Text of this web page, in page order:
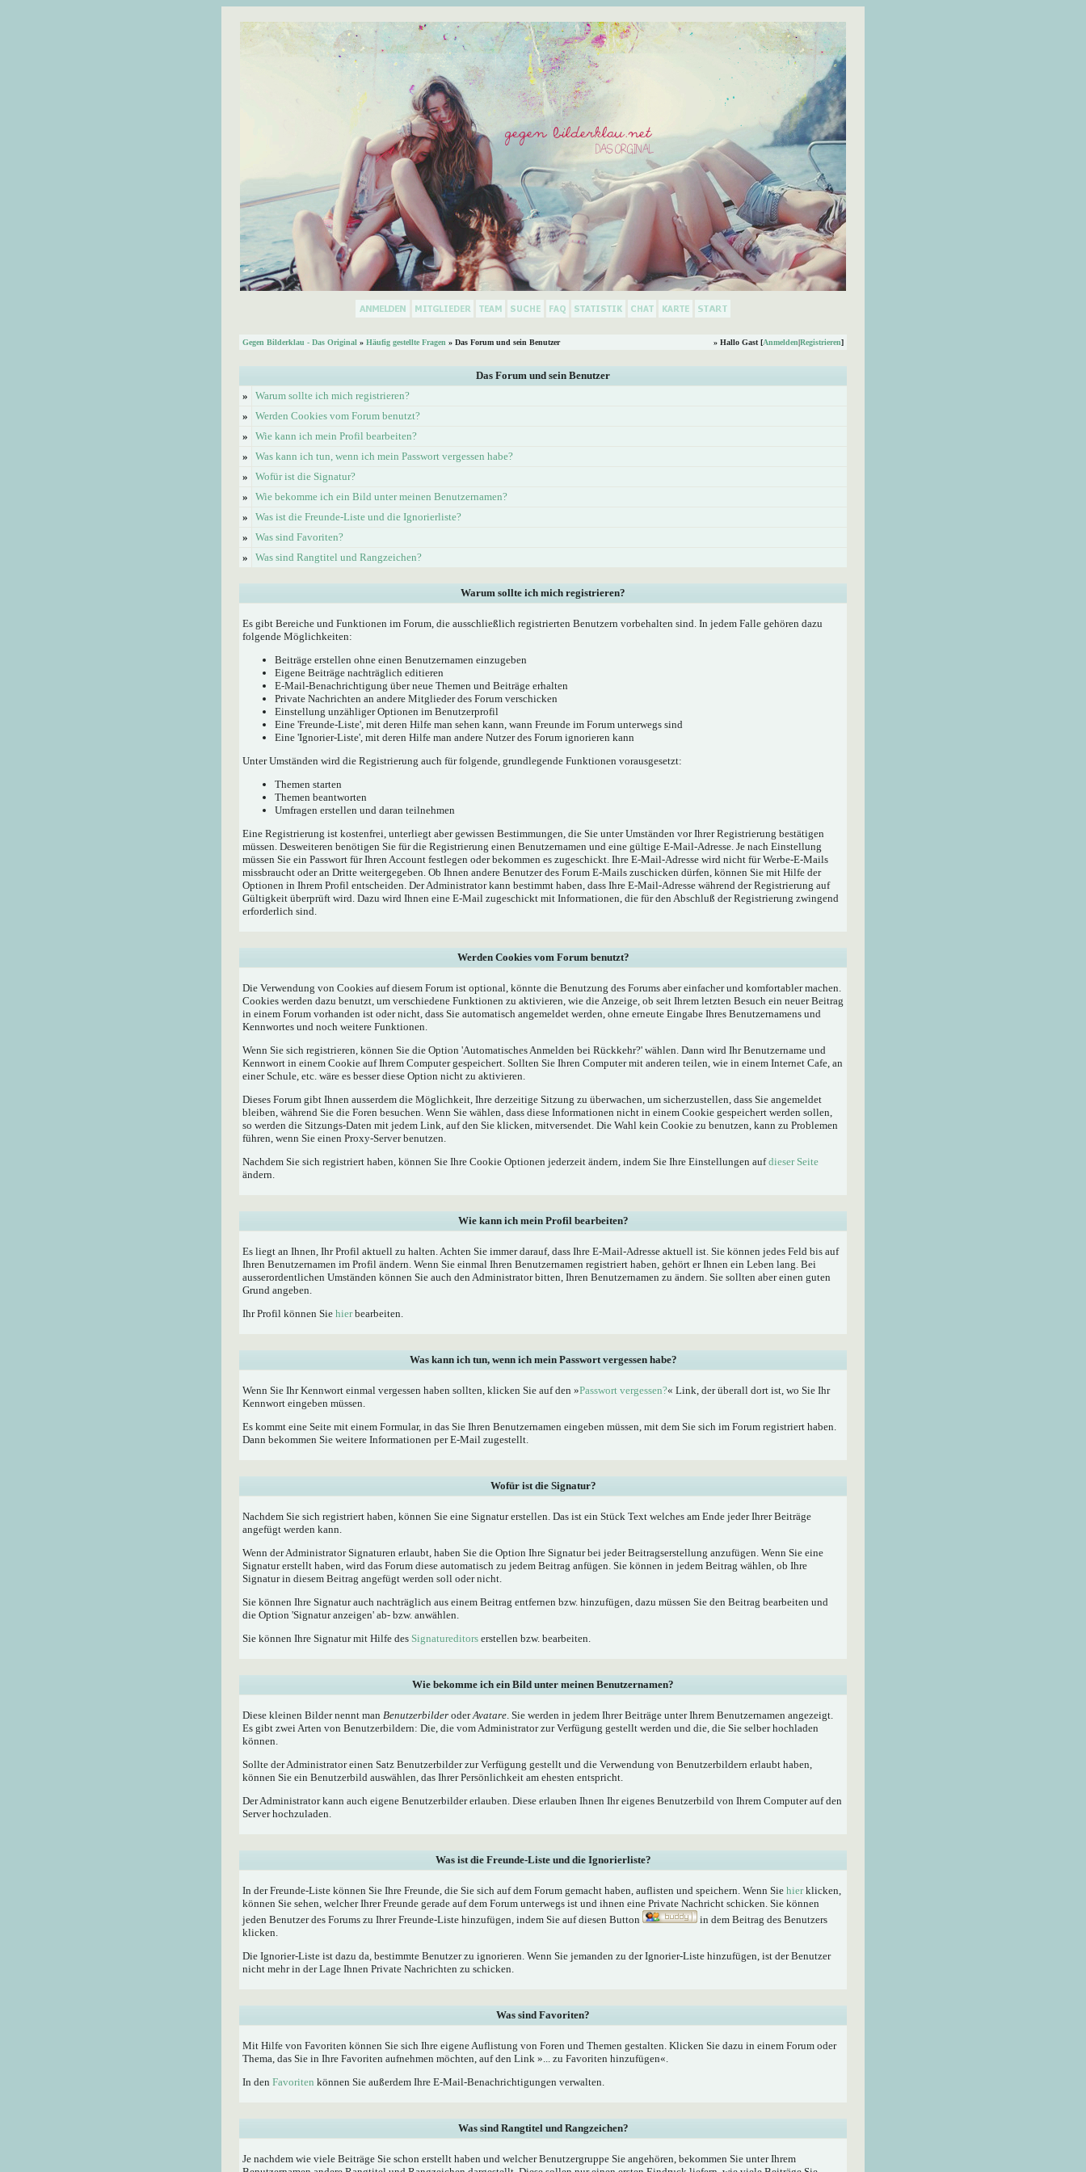
Gegen Bilderklau - Das Original » Häufig gestellte Fragen » Das Forum und sein Benutzer » Hallo Gast [Anmelden|Registrieren]
Das Forum und sein Benutzer
»
Warum sollte ich mich registrieren?
»
Werden Cookies vom Forum benutzt?
»
Wie kann ich mein Profil bearbeiten?
»
Was kann ich tun, wenn ich mein Passwort vergessen habe?
»
Wofür ist die Signatur?
»
Wie bekomme ich ein Bild unter meinen Benutzernamen?
»
Was ist die Freunde-Liste und die Ignorierliste?
»
Was sind Favoriten?
»
Was sind Rangtitel und Rangzeichen?
Warum sollte ich mich registrieren?
Es gibt Bereiche und Funktionen im Forum, die ausschließlich registrierten Benutzern vorbehalten sind. In jedem Falle gehören dazu
folgende Möglichkeiten:
Beiträge erstellen ohne einen Benutzernamen einzugeben
Eigene Beiträge nachträglich editieren
E-Mail-Benachrichtigung über neue Themen und Beiträge erhalten
Private Nachrichten an andere Mitglieder des Forum verschicken
Einstellung unzähliger Optionen im Benutzerprofil
Eine 'Freunde-Liste', mit deren Hilfe man sehen kann, wann Freunde im Forum unterwegs sind
Eine 'Ignorier-Liste', mit deren Hilfe man andere Nutzer des Forum ignorieren kann
Unter Umständen wird die Registrierung auch für folgende, grundlegende Funktionen vorausgesetzt:
Themen starten
Themen beantworten
Umfragen erstellen und daran teilnehmen
Eine Registrierung ist kostenfrei, unterliegt aber gewissen Bestimmungen, die Sie unter Umständen vor Ihrer Registrierung bestätigen
müssen. Desweiteren benötigen Sie für die Registrierung einen Benutzernamen und eine gültige E-Mail-Adresse. Je nach Einstellung
müssen Sie ein Passwort für Ihren Account festlegen oder bekommen es zugeschickt. Ihre E-Mail-Adresse wird nicht für Werbe-E-Mails
missbraucht oder an Dritte weitergegeben. Ob Ihnen andere Benutzer des Forum E-Mails zuschicken dürfen, können Sie mit Hilfe der
Optionen in Ihrem Profil entscheiden. Der Administrator kann bestimmt haben, dass Ihre E-Mail-Adresse während der Registrierung auf
Gültigkeit überprüft wird. Dazu wird Ihnen eine E-Mail zugeschickt mit Informationen, die für den Abschluß der Registrierung zwingend
erforderlich sind.
Werden Cookies vom Forum benutzt?
Die Verwendung von Cookies auf diesem Forum ist optional, könnte die Benutzung des Forums aber einfacher und komfortabler machen.
Cookies werden dazu benutzt, um verschiedene Funktionen zu aktivieren, wie die Anzeige, ob seit Ihrem letzten Besuch ein neuer Beitrag
in einem Forum vorhanden ist oder nicht, dass Sie automatisch angemeldet werden, ohne erneute Eingabe Ihres Benutzernamens und
Kennwortes und noch weitere Funktionen.
Wenn Sie sich registrieren, können Sie die Option 'Automatisches Anmelden bei Rückkehr?' wählen. Dann wird Ihr Benutzername und
Kennwort in einem Cookie auf Ihrem Computer gespeichert. Sollten Sie Ihren Computer mit anderen teilen, wie in einem Internet Cafe, an
einer Schule, etc. wäre es besser diese Option nicht zu aktivieren.
Dieses Forum gibt Ihnen ausserdem die Möglichkeit, Ihre derzeitige Sitzung zu überwachen, um sicherzustellen, dass Sie angemeldet
bleiben, während Sie die Foren besuchen. Wenn Sie wählen, dass diese Informationen nicht in einem Cookie gespeichert werden sollen,
so werden die Sitzungs-Daten mit jedem Link, auf den Sie klicken, mitversendet. Die Wahl kein Cookie zu benutzen, kann zu Problemen
führen, wenn Sie einen Proxy-Server benutzen.
Nachdem Sie sich registriert haben, können Sie Ihre Cookie Optionen jederzeit ändern, indem Sie Ihre Einstellungen aufdieser Seite
ändern.
Wie kann ich mein Profil bearbeiten?
Es liegt an Ihnen, Ihr Profil aktuell zu halten. Achten Sie immer darauf, dass Ihre E-Mail-Adresse aktuell ist. Sie können jedes Feld bis auf
Ihren Benutzernamen im Profil ändern. Wenn Sie einmal Ihren Benutzernamen registriert haben, gehört er Ihnen ein Leben lang. Bei
ausserordentlichen Umständen können Sie auch den Administrator bitten, Ihren Benutzernamen zu ändern. Sie sollten aber einen guten
Grund angeben.
Ihr Profil können Sie hierbearbeiten.
Was kann ich tun, wenn ich mein Passwort vergessen habe?
Wenn Sie Ihr Kennwort einmal vergessen haben sollten, klicken Sie auf den »Passwort vergessen?« Link, der überall dort ist, wo Sie Ihr
Kennwort eingeben müssen.
Es kommt eine Seite mit einem Formular, in das Sie Ihren Benutzernamen eingeben müssen, mit dem Sie sich im Forum registriert haben.
Dann bekommen Sie weitere Informationen per E-Mail zugestellt.
Wofür ist die Signatur?
Nachdem Sie sich registriert haben, können Sie eine Signatur erstellen. Das ist ein Stück Text welches am Ende jeder Ihrer Beiträge
angefügt werden kann.
Wenn der Administrator Signaturen erlaubt, haben Sie die Option Ihre Signatur bei jeder Beitragserstellung anzufügen. Wenn Sie eine
Signatur erstellt haben, wird das Forum diese automatisch zu jedem Beitrag anfügen. Sie können in jedem Beitrag wählen, ob Ihre
Signatur in diesem Beitrag angefügt werden soll oder nicht.
Sie können Ihre Signatur auch nachträglich aus einem Beitrag entfernen bzw. hinzufügen, dazu müssen Sie den Beitrag bearbeiten und
die Option 'Signatur anzeigen' ab- bzw. anwählen.
Sie können Ihre Signatur mit Hilfe des Signatureditors erstellen bzw. bearbeiten.
Wie bekomme ich ein Bild unter meinen Benutzernamen?
Diese kleinen Bilder nennt man Benutzerbilder oderAvatare. Sie werden in jedem Ihrer Beiträge unter Ihrem Benutzernamen angezeigt.
Es gibt zwei Arten von Benutzerbildern: Die, die vom Administrator zur Verfügung gestellt werden und die, die Sie selber hochladen
können.
Sollte der Administrator einen Satz Benutzerbilder zur Verfügung gestellt und die Verwendung von Benutzerbildern erlaubt haben,
können Sie ein Benutzerbild auswählen, das Ihrer Persönlichkeit am ehesten entspricht.
Der Administrator kann auch eigene Benutzerbilder erlauben. Diese erlauben Ihnen Ihr eigenes Benutzerbild von Ihrem Computer auf den
Server hochzuladen.
Was ist die Freunde-Liste und die Ignorierliste?
In der Freunde-Liste können Sie Ihre Freunde, die Sie sich auf dem Forum gemacht haben, auflisten und speichern. Wenn Sie hierklicken,
können Sie sehen, welcher Ihrer Freunde gerade auf dem Forum unterwegs ist und ihnen eine Private Nachricht schicken. Sie können
jeden Benutzer des Forums zu Ihrer Freunde-Liste hinzufügen, indem Sie auf diesen Button
in dem Beitrag des Benutzers
klicken.
Die Ignorier-Liste ist dazu da, bestimmte Benutzer zu ignorieren. Wenn Sie jemanden zu der Ignorier-Liste hinzufügen, ist der Benutzer
nicht mehr in der Lage Ihnen Private Nachrichten zu schicken.
Was sind Favoriten?
Mit Hilfe von Favoriten können Sie sich Ihre eigene Auflistung von Foren und Themen gestalten. Klicken Sie dazu in einem Forum oder
Thema, das Sie in Ihre Favoriten aufnehmen möchten, auf den Link »... zu Favoriten hinzufügen«.
In den Favoriten können Sie außerdem Ihre E-Mail-Benachrichtigungen verwalten.
Was sind Rangtitel und Rangzeichen?
Je nachdem wie viele Beiträge Sie schon erstellt haben und welcher Benutzergruppe Sie angehören, bekommen Sie unter Ihrem